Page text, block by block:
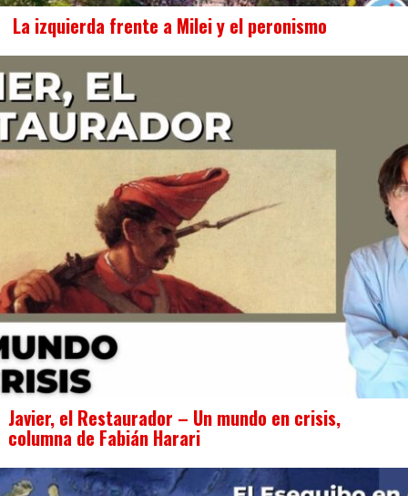
La izquierda frente a Milei y el peronismo
Javier, el Restaurador – Un mundo en crisis,
columna de Fabián Harari